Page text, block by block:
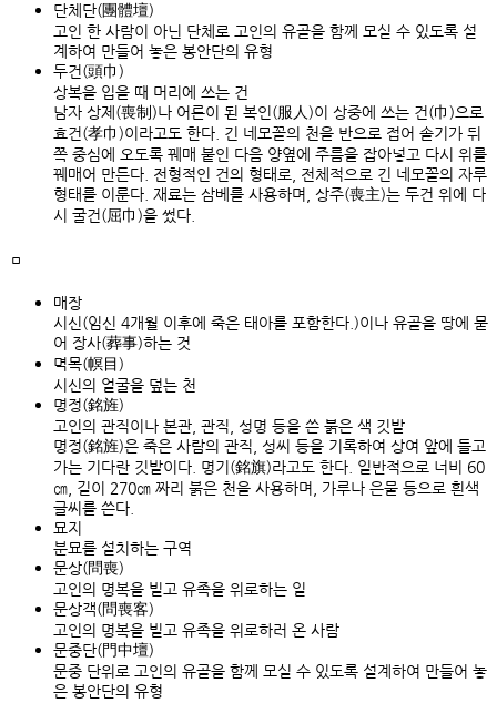
단체단(團體壇)
고인 한 사람이 아닌 단체로 고인의 유골을 함께 모실 수 있도록 설
계하여 만들어 놓은 봉안단의 유형
두건(頭巾)
상복을 입을 때 머리에 쓰는 건
남자 상제(喪制)나 어른이 된 복인(服人)이 상중에 쓰는 건(巾)으로
효건(孝巾)이라고도 한다. 긴 네모꼴의 천을 반으로 접어 솔기가 뒤
쪽 중심에 오도록 꿰매 붙인 다음 양옆에 주름을 잡아넣고 다시 위를
꿰매어 만든다. 전형적인 건의 형태로, 전체적으로 긴 네모꼴의 자루
형태를 이룬다. 재료는 삼베를 사용하며, 상주(喪主)는 두건 위에 다
시 굴건(屈巾)을 썼다.
ㅁ
매장
시신(임신 4개월 이후에 죽은 태아를 포함한다.)이나 유골을 땅에 묻
어 장사(葬事)하는 것
멱목(幎目)
시신의 얼굴을 덮는 천
명정(銘旌)
고인의 관직이나 본관, 관직, 성명 등을 쓴 붉은 색 깃발
명정(銘旌)은 죽은 사람의 관직, 성씨 등을 기록하여 상여 앞에 들고
가는 기다란 깃발이다. 명기(銘旗)라고도 한다. 일반적으로 너비 60
㎝, 길이 270㎝ 짜리 붉은 천을 사용하며, 가루나 은물 등으로 흰색
글씨를 쓴다.
묘지
분묘를 설치하는 구역
문상(問喪)
고인의 명복을 빌고 유족을 위로하는 일
문상객(問喪客)
고인의 명복을 빌고 유족을 위로하러 온 사람
문중단(門中壇)
문중 단위로 고인의 유골을 함께 모실 수 있도록 설계하여 만들어 놓
은 봉안단의 유형